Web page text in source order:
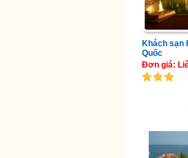
Khách sạn
Quốc
Đơn giá: